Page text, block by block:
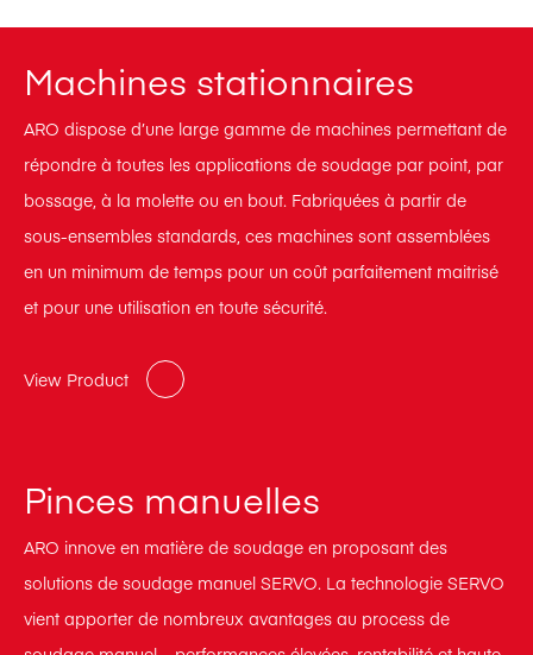
Machines stationnaires
ARO dispose d’une large gamme de machines permettant de
répondre à toutes les applications de soudage par point, par
bossage, à la molette ou en bout. Fabriquées à partir de
sous-ensembles standards, ces machines sont assemblées
en un minimum de temps pour un coût parfaitement maitrisé
et pour une utilisation en toute sécurité.
View Product
Pinces manuelles
ARO innove en matière de soudage en proposant des
solutions de soudage manuel SERVO. La technologie SERVO
vient apporter de nombreux avantages au process de